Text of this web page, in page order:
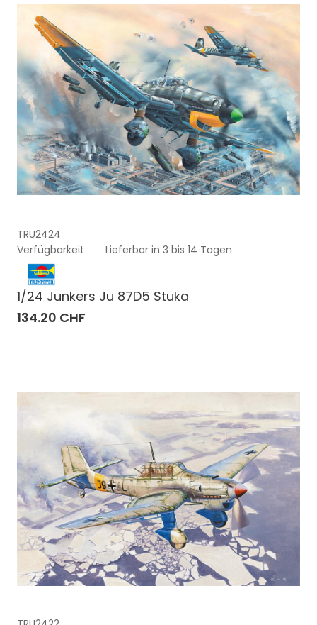
TRU2424
Verfügbarkeit
Lieferbar in 3 bis 14 Tagen
1/24 Junkers Ju 87D5 Stuka
134.20 CHF